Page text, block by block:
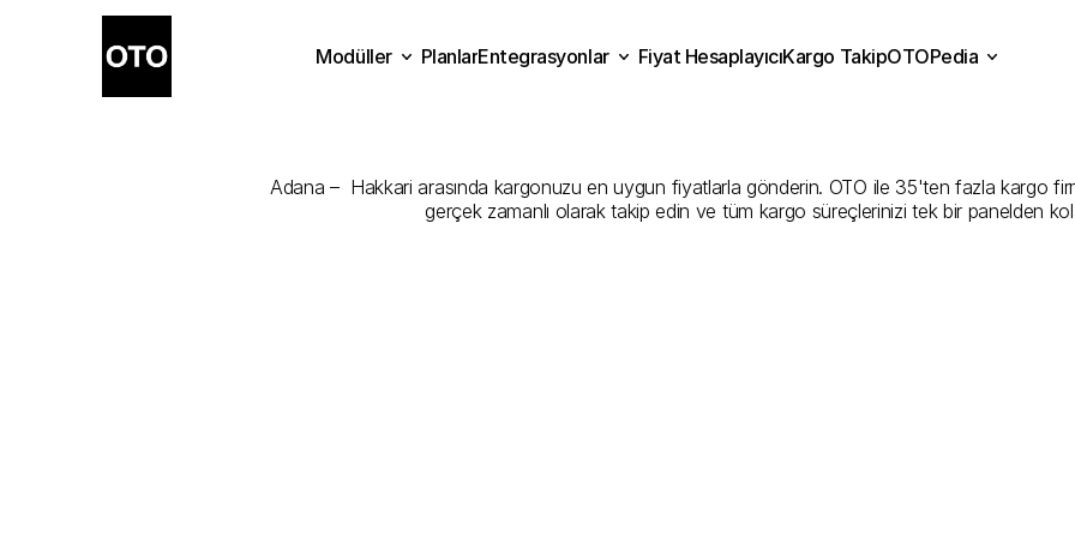
Adana –  Hakkari arasında kargonuzu en uygun fiyatlarla gönderin. OTO ile 35'ten fazla kargo
gerçek zamanlı olarak takip edin ve tüm kargo süreçlerinizi tek bir panelden
Modüller
PlanlarEntegrasyonlar
Fiyat HesaplayıcıKargo TakipOTOPedia